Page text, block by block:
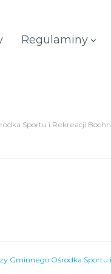
Regulaminy
Sportu i Rekreacji
Gminnego Ośrodka Sportu